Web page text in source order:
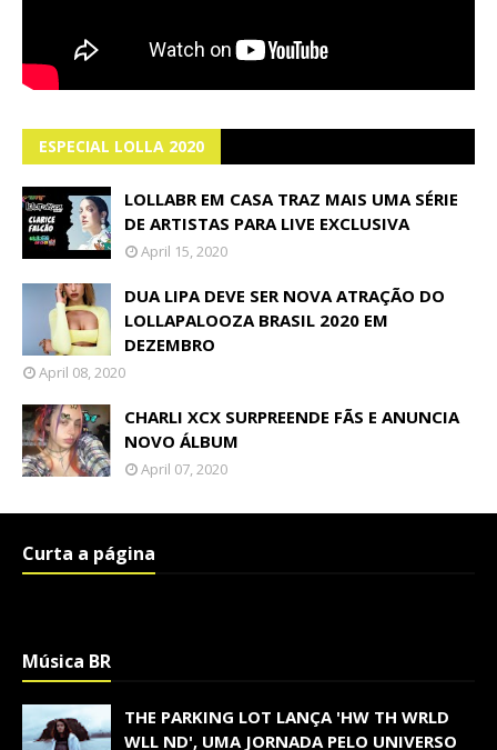
ESPECIAL LOLLA 2020
LOLLABR EM CASA TRAZ MAIS UMA SÉRIE
DE ARTISTAS PARA LIVE EXCLUSIVA
April 15, 2020
DUA LIPA DEVE SER NOVA ATRAÇÃO DO
LOLLAPALOOZA BRASIL 2020 EM
DEZEMBRO
April 08, 2020
CHARLI XCX SURPREENDE FÃS E ANUNCIA
NOVO ÁLBUM
April 07, 2020
Curta a página
Música BR
THE PARKING LOT LANÇA 'HW TH WRLD
WLL ND', UMA JORNADA PELO UNIVERSO